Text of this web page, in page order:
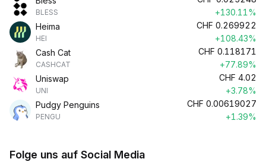
BLESS
+130.11%
Heima
HEI
CHF 0.269922
+108.43%
Cash Cat
CASHCAT
CHF 0.118171
+77.89%
Uniswap
UNI
CHF 4.02
+3.78%
Pudgy Penguins
PENGU
CHF 0.00619027
+1.39%
Folge uns auf Social Media